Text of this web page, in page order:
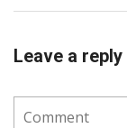
Leave a reply